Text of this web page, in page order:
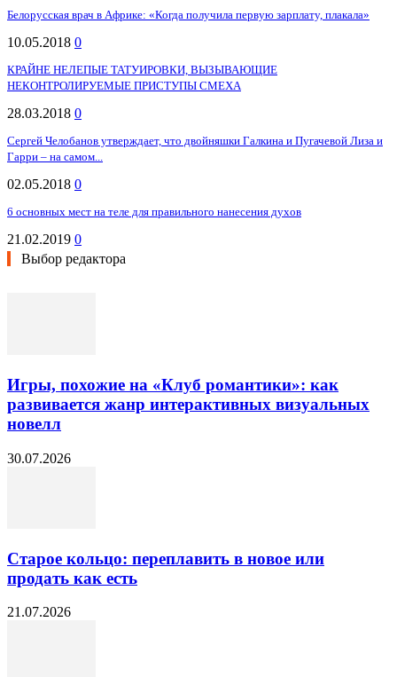
Белорусская врач в Африке: «Когда получила первую зарплату, плакала»
10.05.2018 0
КРАЙНЕ НЕЛЕПЫЕ ТАТУИРОВКИ, ВЫЗЫВАЮЩИЕ
НЕКОНТРОЛИРУЕМЫЕ ПРИСТУПЫ СМЕХА
28.03.2018 0
Сергей Челобанов утверждает, что двойняшки Галкина и Пугачевой Лиза и
Гарри – на самом...
02.05.2018 0
6 основных мест на теле для правильного нанесения духов
21.02.2019 0
Выбор редактора
Игры, похожие на «Клуб романтики»: как
развивается жанр интерактивных визуальных
новелл
30.07.2026
Старое кольцо: переплавить в новое или
продать как есть
21.07.2026